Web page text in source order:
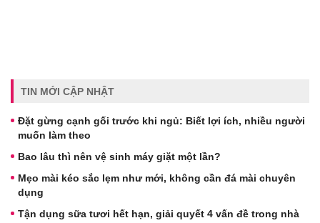
TIN MỚI CẬP NHẬT
Đặt gừng cạnh gối trước khi ngủ: Biết lợi ích, nhiều người
muốn làm theo
Bao lâu thì nên vệ sinh máy giặt một lần?
Mẹo mài kéo sắc lẹm như mới, không cần đá mài chuyên
dụng
Tận dụng sữa tươi hết hạn, giải quyết 4 vấn đề trong nhà